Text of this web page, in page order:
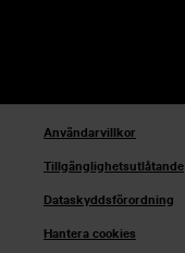
Användarvillkor
Tillgänglighetsutlåtande
Dataskyddsförordning
Hantera cookies